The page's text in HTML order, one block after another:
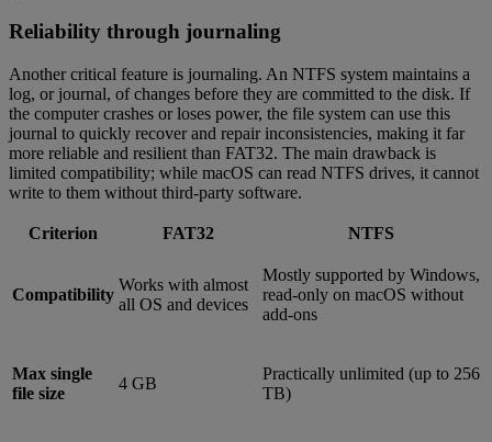
Reliability through journaling
Another critical feature is journaling. An NTFS system maintains a
log, or journal, of changes before they are committed to the disk. If
the computer crashes or loses power, the file system can use this
journal to quickly recover and repair inconsistencies, making it far
more reliable and resilient than FAT32. The main drawback is
limited compatibility; while macOS can read NTFS drives, it cannot
write to them without third-party software.
Criterion FAT32 NTFS
Compatibility
Works with almost
all OS and devices
Mostly supported by Windows,
read-only on macOS without
add-ons
Max single
file size
4 GB
Practically unlimited (up to 256
TB)